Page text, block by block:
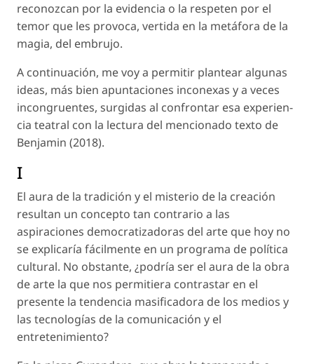
reconozcan por la evidencia o la respeten por el
temor que les provoca, vertida en la metáfora de la
magia, del embrujo.
A continuación, me voy a permitir plantear algunas
ideas, más bien apuntaciones inconexas y a veces
incongruentes, surgidas al confrontar esa experien-
cia teatral con la lectura del mencionado texto de
Benjamin (2018).
I
El aura de la tradición y el misterio de la creación
resultan un concepto tan contrario a las
aspiraciones democratizadoras del arte que hoy no
se explicaría fácilmente en un programa de política
cultural. No obstante, ¿podría ser el aura de la obra
de arte la que nos permitiera contrastar en el
presente la tendencia masificadora de los medios y
las tecnologías de la comunicación y el
entretenimiento?